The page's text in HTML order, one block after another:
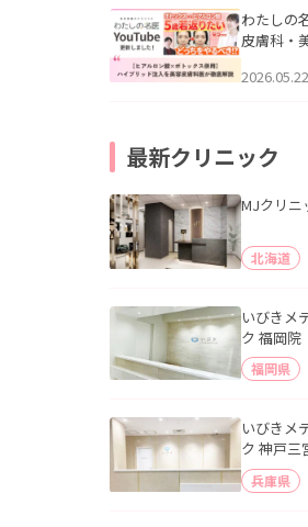
た。
わたしの
皮膚科・
用】ハイ
2026.05.22
最新クリニック
MJクリニ
北海道
いびきメ
ク 福岡院
福岡県
いびきメ
ク 神戸三
兵庫県